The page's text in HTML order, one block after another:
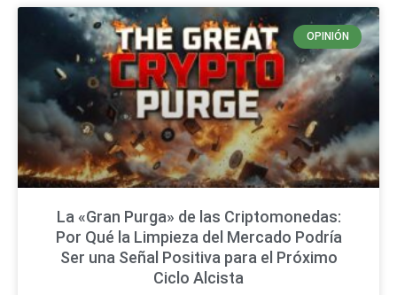
OPINIÓN
La «Gran Purga» de las Criptomonedas:
Por Qué la Limpieza del Mercado Podría
Ser una Señal Positiva para el Próximo
Ciclo Alcista